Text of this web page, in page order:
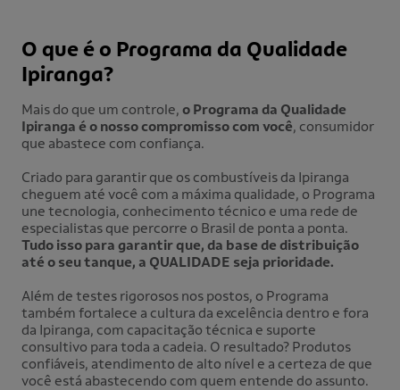
O que é o Programa da Qualidade
Ipiranga?
Mais do que um controle, o Programa da Qualidade
Ipiranga é o nosso compromisso com você, consumidor
que abastece com confiança.
Criado para garantir que os combustíveis da Ipiranga
cheguem até você com a máxima qualidade, o Programa
une tecnologia, conhecimento técnico e uma rede de
especialistas que percorre o Brasil de ponta a ponta.
Tudo isso para garantir que, da base de distribuição
até o seu tanque, a QUALIDADE seja prioridade.
Além de testes rigorosos nos postos, o Programa
também fortalece a cultura da excelência dentro e fora
da Ipiranga, com capacitação técnica e suporte
consultivo para toda a cadeia. O resultado? Produtos
confiáveis, atendimento de alto nível e a certeza de que
você está abastecendo com quem entende do assunto.